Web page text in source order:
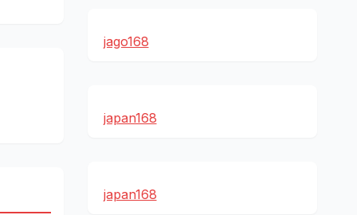
jago168
japan168
japan168